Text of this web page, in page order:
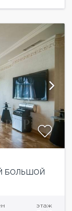
БОЛЬШОЙ
этаж